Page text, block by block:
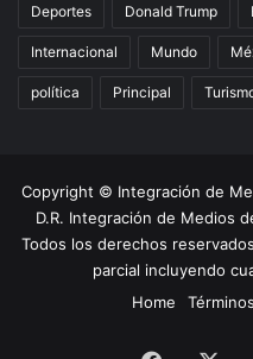
Deportes Donald Trump
Internacional Mundo
política Principal
Copyright © Integración de
D.R. Integración de Medios
Todos los derechos
parcial incluyendo
Home